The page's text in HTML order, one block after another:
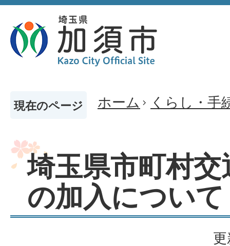
現在のページ ホーム くらし・手
埼玉県市町村
の加入について